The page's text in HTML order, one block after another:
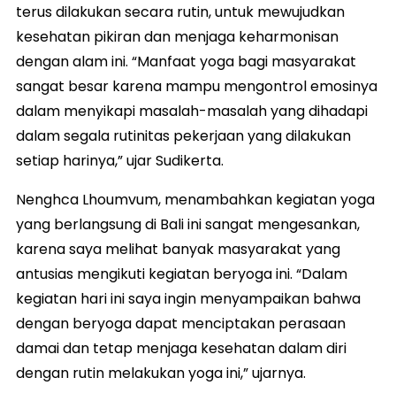
terus dilakukan secara rutin, untuk mewujudkan
kesehatan pikiran dan menjaga keharmonisan
dengan alam ini. “Manfaat yoga bagi masyarakat
sangat besar karena mampu mengontrol emosinya
dalam menyikapi masalah-masalah yang dihadapi
dalam segala rutinitas pekerjaan yang dilakukan
setiap harinya,” ujar Sudikerta.
Nenghca Lhoumvum, menambahkan kegiatan yoga
yang berlangsung di Bali ini sangat mengesankan,
karena saya melihat banyak masyarakat yang
antusias mengikuti kegiatan beryoga ini. “Dalam
kegiatan hari ini saya ingin menyampaikan bahwa
dengan beryoga dapat menciptakan perasaan
damai dan tetap menjaga kesehatan dalam diri
dengan rutin melakukan yoga ini,” ujarnya.